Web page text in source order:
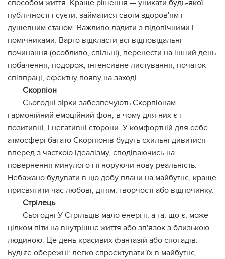
способом життя. Краще рішення — уникати будь-якої
публічності і суєти, займатися своїм здоров'ям і
душевним станом. Важливо ладити з підопічними і
помічниками. Варто відкласти всі відповідальні
починання (особливо, спільні), перенести на інший день
побачення, подорож, інтенсивне листування, початок
співпраці, ефектну появу на заході.
Скорпіон
Сьогодні зірки забезпечують Скорпіонам
гармонійний емоційний фон, в чому для них є і
позитивні, і негативні сторони. У комфортній для себе
атмосфері багато Скорпіонів будуть схильні дивитися
вперед з часткою ідеалізму, сподіваючись на
повернення минулого і ігноруючи нову реальність.
Небажано будувати в цю добу плани на майбутнє, краще
присвятити час любові, дітям, творчості або відпочинку.
Стрілець
Сьогодні У Стрільців мало енергії, а та, що є, може
цілком піти на внутрішнє життя або зв'язок з близькою
людиною. Це день красивих фантазій або спогадів.
Будьте обережні: легко спроектувати їх в майбутнє,